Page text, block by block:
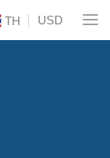
TH USD